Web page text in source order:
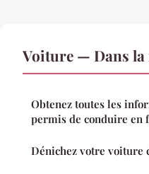
Voiture — Dans
Obtenez toutes les
permis de conduire en
Dénichez votre voiture